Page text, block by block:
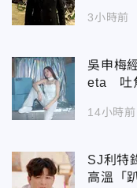
3小時前
吳申梅
eta 吐
14小時前
SJ利特
高溫「